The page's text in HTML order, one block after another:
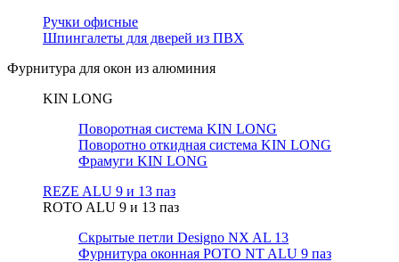
Ручки офисные
Шпингалеты для дверей из ПВХ
Фурнитура для окон из алюминия
KIN LONG
Поворотная система KIN LONG
Поворотно откидная система KIN LONG
Фрамуги KIN LONG
REZE ALU 9 и 13 паз
ROTO ALU 9 и 13 паз
Скрытые петли Designo NX AL 13
Фурнитура оконная РОТО NT ALU 9 паз